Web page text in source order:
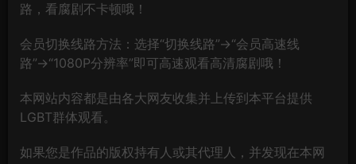
路，看腐剧不卡顿哦！
会员切换线路方法：选择“切换线路”→“会员高速线
路”→“1080P分辨率”即可高速观看高清腐剧哦！
本网站内容都是由各大网友收集并上传到本平台提供
LGBT群体观看。
如果您是作品的版权持有人或其代理人，并发现在本网